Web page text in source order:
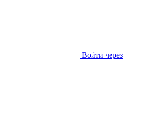
Войти через